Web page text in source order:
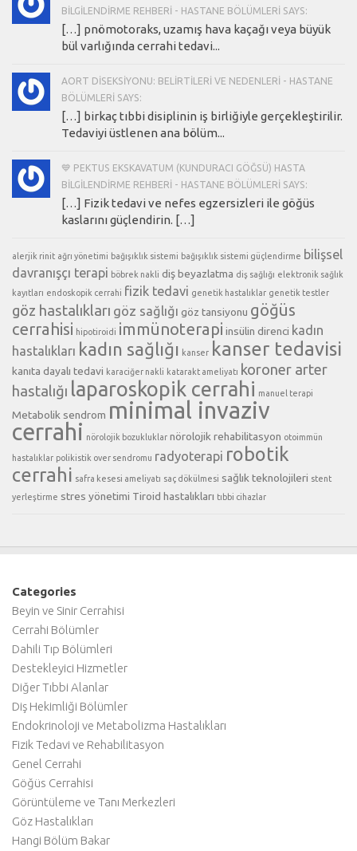
BILGILENDIRME REHBERI - HASTANE BÖLÜMLERI SAYS:
[…] pnömotoraks, uzamış hava kaçağı veya büyük
bül varlığında cerrahi tedavi...
AORT DISEKSIYONU: BELIRTILERI VE NEDENLERI - HASTANE
BÖLÜMLERI SAYS:
[…] birkaç tıbbi disiplinin iş birliğiyle gerçekleştirilir.
Tedaviyi üstlenen ana bölüm...
💙 PEKTUS EKSKAVATUM (KUNDURACI GÖĞSÜ) HASTA
BILGILENDIRME REHBERI - HASTANE BÖLÜMLERI SAYS:
[…] Fizik tedavi ve nefes egzersizleri ile göğüs
kaslarını güçlendirin. […]
alerjik rinit ağrı yönetimi bağışıklık sistemi bağışıklık sistemi güçlendirme bilişsel
davranışçı terapi böbrek nakli diş beyazlatma diş sağlığı elektronik sağlık
kayıtları endoskopik cerrahi fizik tedavi genetik hastalıklar genetik testler
göz hastalıkları göz sağlığı göz tansiyonu göğüs
cerrahisi hipotiroidi immünoterapi insülin direnci kadın
hastalıkları kadın sağlığı kanser kanser tedavisi
kanıta dayalı tedavi karaciğer nakli katarakt ameliyatı koroner arter
hastalığı laparoskopik cerrahi manuel terapi
Metabolik sendrom minimal invaziv
cerrahi nörolojik bozukluklar nörolojik rehabilitasyon otoimmün
hastalıklar polikistik over sendromu radyoterapi robotik
cerrahi safra kesesi ameliyatı saç dökülmesi sağlık teknolojileri stent
yerleştirme stres yönetimi Tiroid hastalıkları tıbbi cihazlar
Categories
Beyin ve Sinir Cerrahisi
Cerrahi Bölümler
Dahili Tıp Bölümleri
Destekleyici Hizmetler
Diğer Tıbbi Alanlar
Diş Hekimliği Bölümler
Endokrinoloji ve Metabolizma Hastalıkları
Fizik Tedavi ve Rehabilitasyon
Genel Cerrahi
Göğüs Cerrahisi
Görüntüleme ve Tanı Merkezleri
Göz Hastalıkları
Hangi Bölüm Bakar